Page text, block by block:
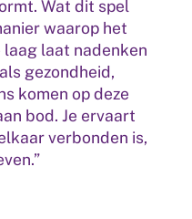
Wat dit spel
waarop het
laag laat nadenken
gezondheid,
komen op deze
bod. Je ervaart
verbonden is,